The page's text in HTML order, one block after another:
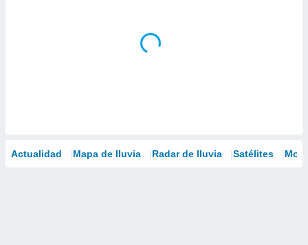
Actualidad Mapa de lluvia Radar de lluvia Satélites